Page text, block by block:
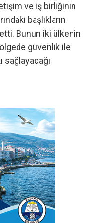
ve iş birliğinin
başlıkların
Bunun iki ülkenin
güvenlik ile
sağlayacağı